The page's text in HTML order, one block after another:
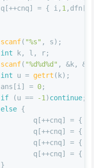
			q[++cnq] = { i,
1
scanf( "%s" , s);
int k, l, r;
scanf( "%d%d%d" , &k,
int u = getrt (k);
			ans[i] =
0;
if (u == -1 )continue;
else {
				q[++cnq] = { i,
				q[++cnq] = { i,
				q[++cnq] = { i,
				q[++cnq] = { i,
			}